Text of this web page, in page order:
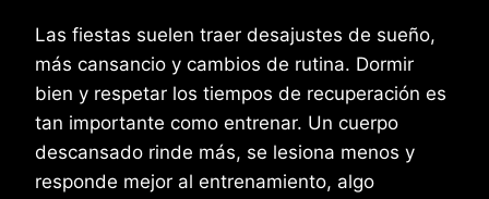
Las fiestas suelen traer desajustes de sueño,
más cansancio y cambios de rutina. Dormir
bien y respetar los tiempos de recuperación es
tan importante como entrenar. Un cuerpo
descansado rinde más, se lesiona menos y
responde mejor al entrenamiento, algo